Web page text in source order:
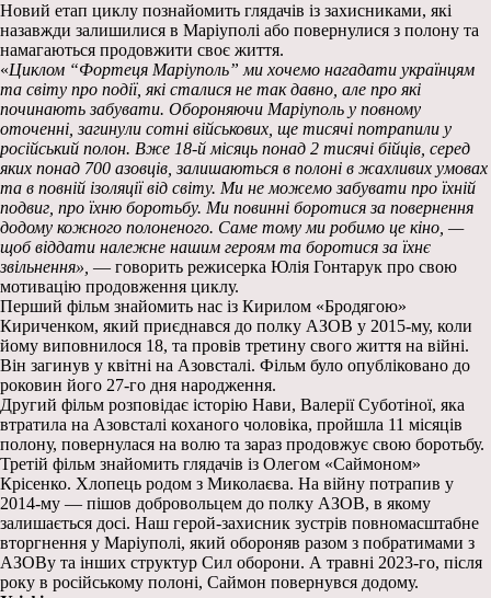
Новий етап циклу познайомить глядачів із захисниками, які
назавжди залишилися в Маріуполі або повернулися з полону та
намагаються продовжити своє життя.
«Циклом “Фортеця Маріуполь” ми хочемо нагадати українцям
та світу про події, які сталися не так давно, але про які
починають забувати. Обороняючи Маріуполь у повному
оточенні, загинули сотні військових, ще тисячі потрапили у
російський полон. Вже 18-й місяць понад 2 тисячі бійців, серед
яких понад 700 азовців, залишаються в полоні в жахливих умовах
та в повній ізоляції від світу. Ми не можемо забувати про їхній
подвиг, про їхню боротьбу. Ми повинні боротися за повернення
додому кожного полоненого. Саме тому ми робимо це кіно, —
щоб віддати належне нашим героям та боротися за їхнє
звільнення», — говорить режисерка Юлія Гонтарук про свою
мотивацію продовження циклу.
Перший фільм знайомить нас із Кирилом «Бродягою»
Кириченком, який приєднався до полку АЗОВ у 2015-му, коли
йому виповнилося 18, та провів третину свого життя на війні.
Він загинув у квітні на Азовсталі. Фільм було опубліковано до
роковин його 27-го дня народження.
Другий фільм розповідає історію Нави, Валерії Суботіної, яка
втратила на Азовсталі коханого чоловіка, пройшла 11 місяців
полону, повернулася на волю та зараз продовжує свою боротьбу.
Третій фільм знайомить глядачів із Олегом «Саймоном»
Крісенко. Хлопець родом з Миколаєва. На війну потрапив у
2014-му — пішов добровольцем до полку АЗОВ, в якому
залишається досі. Наш герой-захисник зустрів повномасштабне
вторгнення у Маріуполі, який обороняв разом з побратимами з
АЗОВу та інших структур Сил оборони. А травні 2023-го, після
року в російському полоні, Саймон повернувся додому.